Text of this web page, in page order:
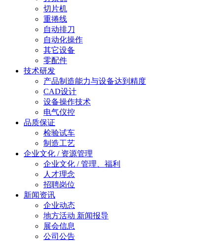
切片机
重捲线
自动排刀
自动化操作
其它设备
零配件
技术研发
产品制造能力与设备达到精度
CAD设计
设备操作技术
电气仪控
品质保证
检验试车
制造工艺
企业文化 / 资源管理
企业文化 / 管理、福利
人才理念
招聘岗位
新闻资讯
企业动态
地方活动 新闻报导
展会信息
公司公告